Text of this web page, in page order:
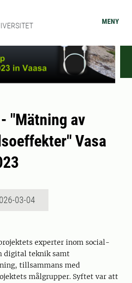
MENY
"Mätning av
Vasa
03-04
experter inom social-
digital teknik samt
tillsammans med
målgrupper. Syftet var att